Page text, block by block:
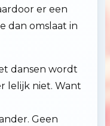
er een
dan omslaat in
dansen wordt
lelijk niet. Want
Geen